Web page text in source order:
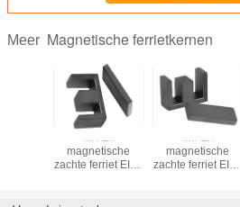
Meer Magnetische ferrietkernen
Mn-Zn
magnetische
zachte ferriet EI40
Mn-Zn
magnetische
zachte ferriet EI33